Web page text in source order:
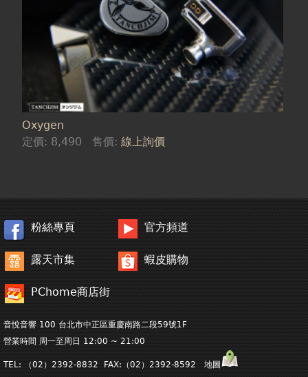
Oxygen
定價: 8,490 售價:線上詢價
粉絲專頁 官方頻道
露天市集 蝦皮購物
PChome商店街
音悅音響 100 台北市中正區重慶南路二段59號1F
營業時間 周一至周日 12:00 ~ 21:00
TEL: （02）2392-8832 FAX:（02）2392-8592 地圖